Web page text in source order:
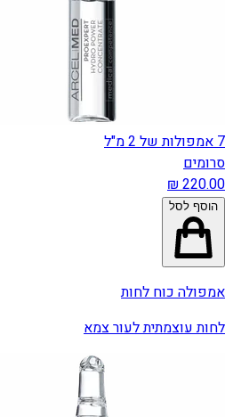
7 אמפולות של 2 מ"ל
סרומים
הוסף לסל
אמפולה כוח לחות
לחות עוצמתית לעור צמא